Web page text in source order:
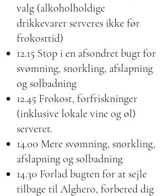
valg (alkoholholdige
drikkevarer serveres ikke før
frokosttid)
12.15 Stop i en afsondret bugt for
svømning, snorkling, afslapning
og solbadning
12.45 Frokost, forfriskninger
(inklusive lokale vine og øl)
serveret.
14.00 Mere svømning, snorkling,
afslapning og solbadning
14.30 Forlad bugten for at sejle
tilbage til Alghero, forbered dig